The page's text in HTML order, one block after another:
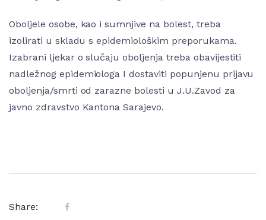
Oboljele osobe, kao i sumnjive na bolest, treba
izolirati u skladu s epidemiološkim preporukama.
Izabrani ljekar o slučaju oboljenja treba obavijestiti
nadležnog epidemiologa I dostaviti popunjenu prijavu
oboljenja/smrti od zarazne bolesti u J.U.Zavod za
javno zdravstvo Kantona Sarajevo.
Share: